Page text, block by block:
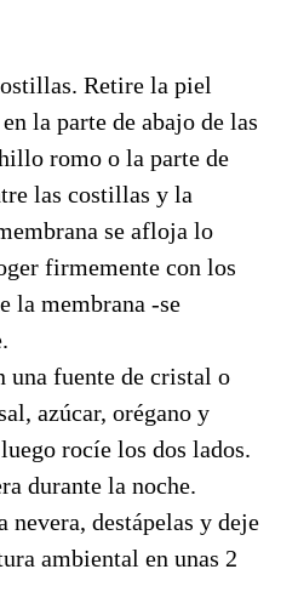
Retire la piel
la parte de abajo de las
romo o la parte de
las costillas y la
se afloja lo
firmemente con los
la membrana -se
una fuente de cristal o
azúcar, orégano y
rocíe los dos lados.
durante la noche.
destápelas y deje
ambiental en unas 2